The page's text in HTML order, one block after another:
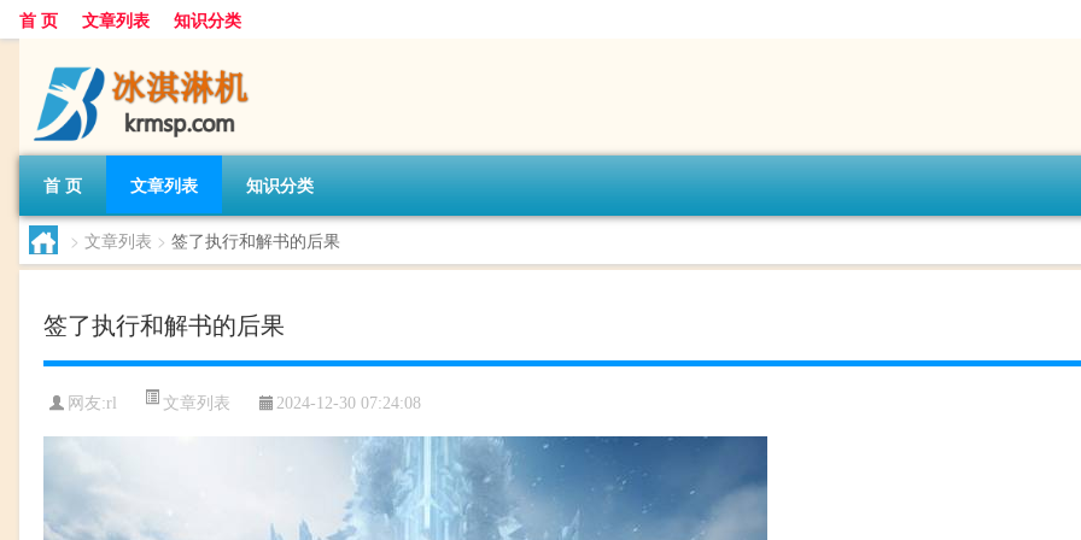
首 页 文章列表 知识分类
首 页 文章列表 知识分类
> 文章列表 > 签了执行和解书的后果
签了执行和解书的后果
网友:rl 文章列表 2024-12-30 07:24:08